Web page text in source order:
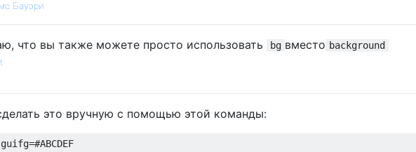
Бауэри
что вы также можете просто использовать bg вместо background
это вручную с помощью этой команды: